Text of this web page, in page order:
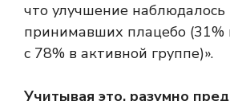
что улучшение наблюдалось
принимавших плацебо (31%
с 78% в активной группе)».
Учитывая это, разумно